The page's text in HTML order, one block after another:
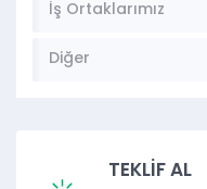
İş Ortaklarımız
Diğer
TEKLİF AL